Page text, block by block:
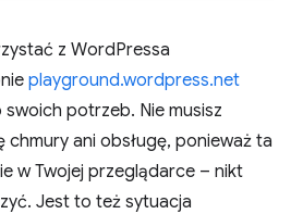
z WordPressa
playground.wordpress.net
potrzeb. Nie musisz
ani obsługę, ponieważ ta
w Twojej przeglądarce – nikt
Jest to też sytuacja